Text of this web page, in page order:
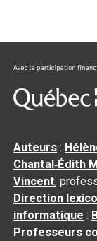
Auteurs :
Chantal‑Édith
Vincent,
Direction
informatique :
Professeurs